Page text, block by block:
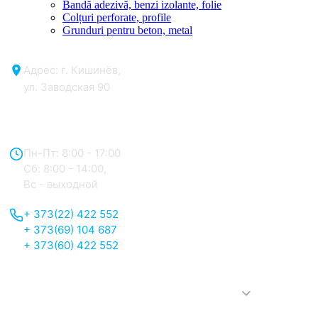
Bandă adezivă, benzi izolante, folie
Colțuri perforate, profile
Grunduri pentru beton, metal
Адрес: г. Кишинёв,
ул. Заводская 90
Пн-Пт: 8:00 - 17:00
Сб: 8:00 - 14:00,
Вс - выходной
+ 373(22) 422 552
+ 373(69) 104 687
+ 373(60) 422 552